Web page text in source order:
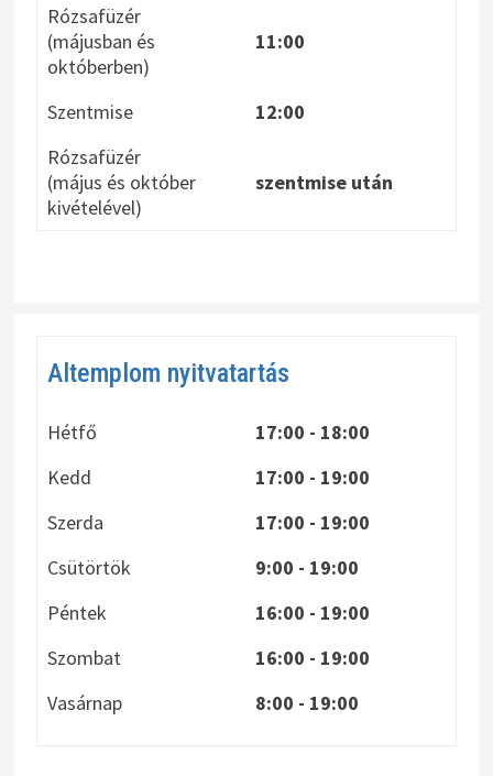
Rózsafüzér
(májusban és
októberben)
11:00
Szentmise
12:00
Rózsafüzér
(május és október
kivételével)
szentmise után
Altemplom nyitvatartás
Hétfő
17:00 - 18:00
Kedd
17:00 - 19:00
Szerda
17:00 - 19:00
Csütörtök
9:00 - 19:00
Péntek
16:00 - 19:00
Szombat
16:00 - 19:00
Vasárnap
8:00 - 19:00